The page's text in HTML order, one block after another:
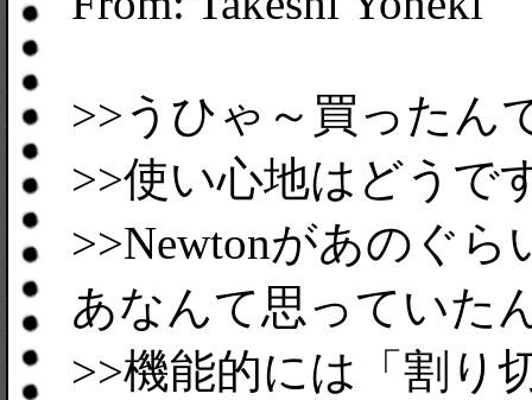
>>うひゃ～買ったん
>>使い心地はどうで
>>Newtonがあのぐ
あなんて思っていた
>>機能的には「割り